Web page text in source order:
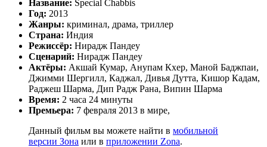
Название: Special Chabbis
Год: 2013
Жанры: криминал, драма, триллер
Страна: Индия
Режиссёр: Нирадж Пандеу
Сценарий: Нирадж Пандеу
Актёры: Акшай Кумар, Анупам Кхер, Маной Баджпаи,
Джимми Шергилл, Каджал, Дивья Дутта, Кишор Кадам,
Раджеш Шарма, Дип Радж Рана, Випин Шарма
Время: 2 часа 24 минуты
Премьера: 7 февраля 2013 в мире,
Данный фильм вы можете найти в мобильной
версии Зона или в приложении Zona.